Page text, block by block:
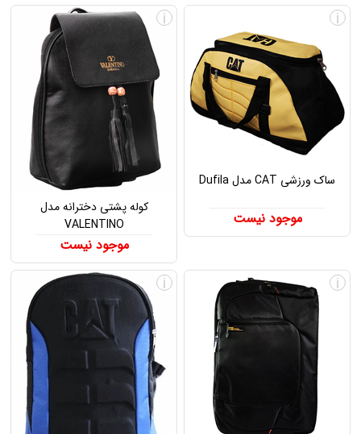
ساک ورزشی CAT مدل Dufila
موجود نیست
i
کوله پشتی دخترانه مدل
VALENTINO
موجود نیست
i
i
i